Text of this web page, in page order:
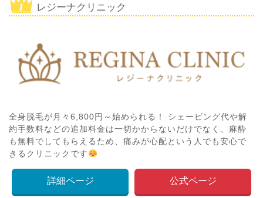
レジーナクリニック
全身脱毛が月々6,800円～始められる！ シェービング代や解
約手数料などの追加料金は一切かからないだけでなく、麻酔
も無料でしてもらえるため、痛みが心配という人でも安心で
きるクリニックです
詳細ページ 公式ページ